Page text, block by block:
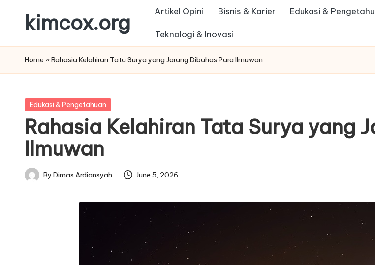
content
kimcox.org
Artikel,
dan
Berkualitas
Artikel Opini Bisnis & Karier Edukasi &
Teknologi & Inovasi
Home » Rahasia Kelahiran Tata Surya yang Jarang Dibahas Para Ilmuwan
Posted
Edukasi & Pengetahuan
Rahasia Kelahiran Tata Surya yang
Ilmuwan
Posted
By Dimas Ardiansyah June 5, 2026